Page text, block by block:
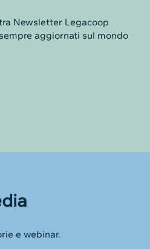
Newsletter Legacoop
aggiornati sul mondo
e webinar.